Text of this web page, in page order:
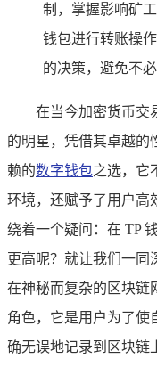
制，掌握影响矿
钱包进行转账操
的决策，避免不
在当今加密货币交
的明星，凭借其卓越的
赖的数字钱包之选，它
环境，还赋予了用户高
绕着一个疑问：在 TP
更高呢？就让我们一同
在神秘而复杂的区块链
角色，它是用户为了使
确无误地记录到区块链